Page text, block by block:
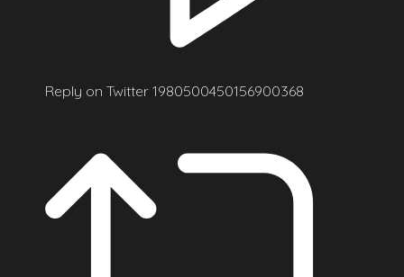
Reply on Twitter 1980500450156900368